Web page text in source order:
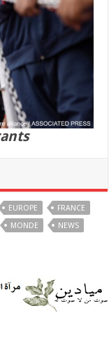
EUROPE
FRANCE
MONDE
NEWS